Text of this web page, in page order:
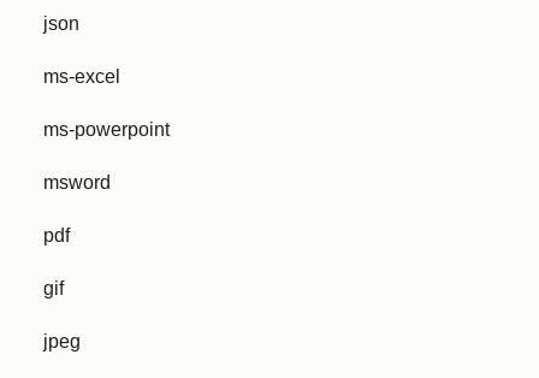
json
ms-excel
ms-powerpoint
msword
pdf
gif
jpeg